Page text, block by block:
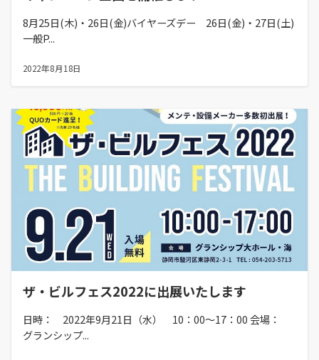
8月25日(木)・26日(金)バイヤーズデー 26日(金)・27日(土)
一般P...
2022年8月18日
ザ・ビルフェス2022に出展いたします
日時： 2022年9月21日（水） 10：00～17：00 会場：
グランシップ...